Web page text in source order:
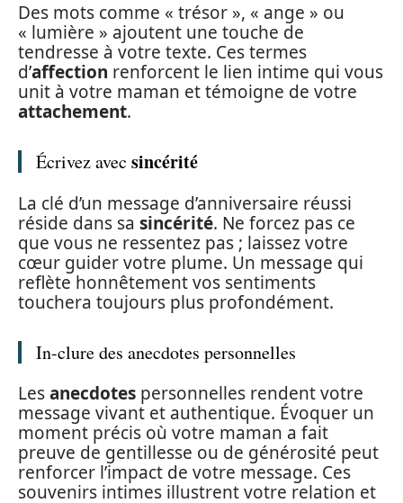
Des mots comme « trésor », « ange » ou
« lumière » ajoutent une touche de
tendresse à votre texte. Ces termes
d’affection renforcent le lien intime qui vous
unit à votre maman et témoigne de votre
attachement.
Écrivez avec sincérité
La clé d’un message d’anniversaire réussi
réside dans sa sincérité. Ne forcez pas ce
que vous ne ressentez pas ; laissez votre
cœur guider votre plume. Un message qui
reflète honnêtement vos sentiments
touchera toujours plus profondément.
In-clure des anecdotes personnelles
Lesanecdotes personnelles rendent votre
message vivant et authentique. Évoquer un
moment précis où votre maman a fait
preuve de gentillesse ou de générosité peut
renforcer l’impact de votre message. Ces
souvenirs intimes illustrent votre relation et